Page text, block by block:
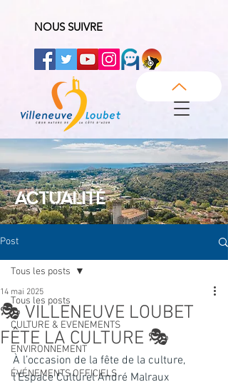
NOUS SUIVRE
ACTUALITÉ
Post
Tous les posts
CULTURE & EVENEMENTS
ENVIRONNEMENT
ÉVÉNEMENTS OFFICIELS
Tous les posts
🎭 VILLENEUVE LOUBET
FÊTE LA CULTURE 🎭
14 mai 2025
À l’occasion de la fête de la culture,
l’Espace Culturel André Malraux